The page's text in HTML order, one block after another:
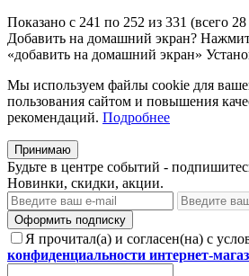
Показано с 241 по 252 из 331 (всего
Добавить на домашний экран?
«добавить на домашний экран»
Мы используем файлы cookie для
пользования сайтом и повышения
рекомендаций. Подробнее
Принимаю
Будьте в центре событий -
Новинки, скидки, акции.
Оформить подписку
Я прочитал(а) и согласен(на) с
конфиденциальности интернет-